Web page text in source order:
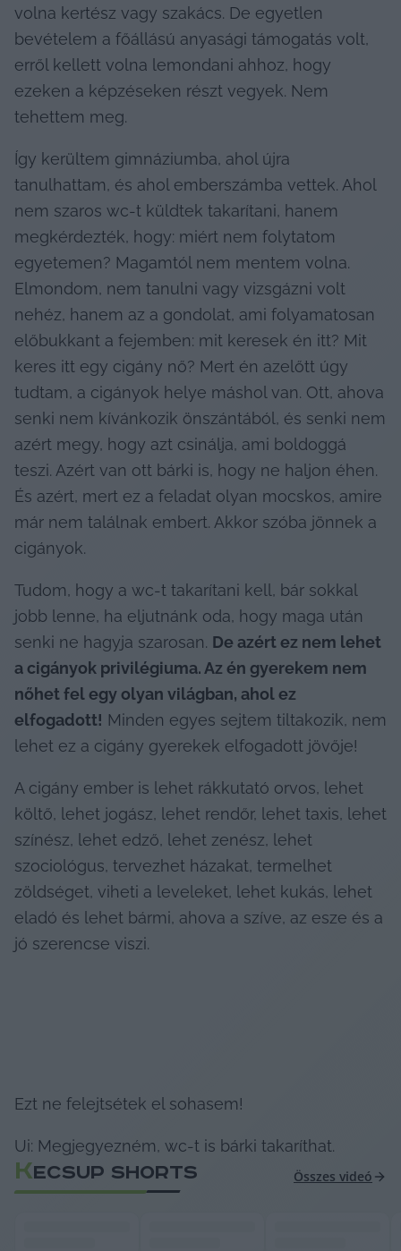
volna kertész vagy szakács. De egyetlen
bevételem a főállású anyasági támogatás volt,
erről kellett volna lemondani ahhoz, hogy
ezeken a képzéseken részt vegyek. Nem
tehettem meg.
Így kerültem gimnáziumba, ahol újra
tanulhattam, és ahol emberszámba vettek. Ahol
nem szaros wc-t küldtek takarítani, hanem
megkérdezték, hogy: miért nem folytatom
egyetemen? Magamtól nem mentem volna.
Elmondom, nem tanulni vagy vizsgázni volt
nehéz, hanem az a gondolat, ami folyamatosan
előbukkant a fejemben: mit keresek én itt? Mit
keres itt egy cigány nő? Mert én azelőtt úgy
tudtam, a cigányok helye máshol van. Ott, ahova
senki nem kívánkozik önszántából, és senki nem
azért megy, hogy azt csinálja, ami boldoggá
teszi. Azért van ott bárki is, hogy ne haljon éhen.
És azért, mert ez a feladat olyan mocskos, amire
már nem találnak embert. Akkor szóba jönnek a
cigányok.
Tudom, hogy a wc-t takarítani kell, bár sokkal
jobb lenne, ha eljutnánk oda, hogy maga után
senki ne hagyja szarosan. De azért ez nem lehet
a cigányok privilégiuma. Az én gyerekem nem
nőhet fel egy olyan világban, ahol ez
elfogadott! Minden egyes sejtem tiltakozik, nem
lehet ez a cigány gyerekek elfogadott jövője!
A cigány ember is lehet rákkutató orvos, lehet
költő, lehet jogász, lehet rendőr, lehet taxis, lehet
színész, lehet edző, lehet zenész, lehet
szociológus, tervezhet házakat, termelhet
zöldséget, viheti a leveleket, lehet kukás, lehet
eladó és lehet bármi, ahova a szíve, az esze és a
jó szerencse viszi.
Ezt ne felejtsétek el sohasem!
Ui: Megjegyezném, wc-t is bárki takaríthat.
KECSUP SHORTS Összes videó